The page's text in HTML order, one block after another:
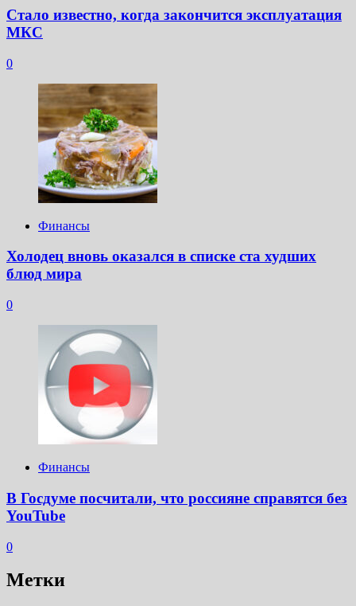
Стало известно, когда закончится эксплуатация
МКС
0
Финансы
Холодец вновь оказался в списке ста худших
блюд мира
0
Финансы
В Госдуме посчитали, что россияне справятся без
YouTube
0
Метки